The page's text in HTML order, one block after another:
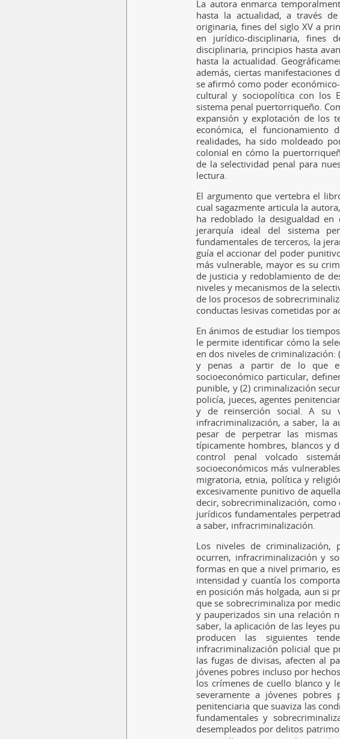
La autora enmarca
hasta la actualidad, a través
originaria, fines del siglo XV a
en jurídico-disciplinaria, fines
disciplinaria, principios hasta
hasta la actualidad.
además, ciertas manifestaciones
se afirmó como poder
cultural y sociopolítica con los
sistema penal puertorriqueño.
expansión y explotación de los
económica, el funcionamiento
realidades, ha sido moldeado
colonial en cómo la
de la selectividad penal para
lectura.
El argumento que vertebra el
cual sagazmente articula la
ha redoblado la desigualdad en
jerarquía ideal del sistema
fundamentales de terceros, la
guía el accionar del poder
más vulnerable, mayor es su
de justicia y redoblamiento de
niveles y mecanismos de la
de los procesos de
conductas lesivas cometidas por
En ánimos de estudiar los
le permite identificar cómo la
en dos niveles de
y penas a partir de lo que el
socioeconómico particular,
punible, y (2) criminalización
policía, jueces, agentes
y de reinserción social. A su
infracriminalización, a saber, la
pesar de perpetrar las
típicamente hombres, blancos y
control penal volcado
socioeconómicos más
migratoria, etnia, política y
excesivamente punitivo de
decir, sobrecriminalización,
jurídicos fundamentales
a saber, infracriminalización.
Los niveles de criminalización,
ocurren, infracriminalización y
formas en que a nivel primario,
intensidad y cuantía los
en posición más holgada, aun si
que se sobrecriminaliza por
y pauperizados sin una relación
saber, la aplicación de las leyes
producen las siguientes
infracriminalización policial que
las fugas de divisas, afecten al
jóvenes pobres incluso por
los crímenes de cuello blanco y
severamente a jóvenes
penitenciaria que suaviza las
fundamentales y
desempleados por delitos